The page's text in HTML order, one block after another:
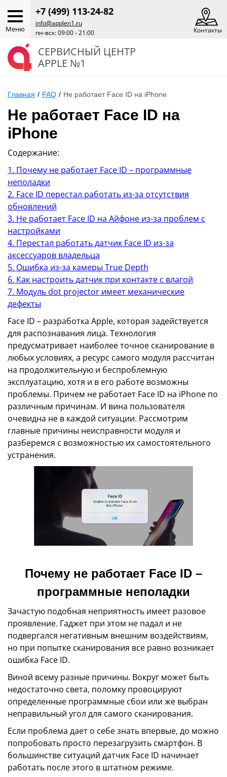
Меню
+7 (499) 113-24-82
info@applen1.ru
пн-вск: 09:00 - 21:00
Контакты
СЕРВИСНЫЙ ЦЕНТР
APPLE №1
Главная / FAQ / Не работает Face ID на iPhone
Не работает Face ID на
iPhone
Содержание:
1. Почему не работает Face ID – программные
неполадки
2. Face ID перестал работать из-за отсутствия
обновлений
3. Не работает Face ID на Айфоне из-за проблем с
настройками
4. Перестал работать датчик Face ID из-за
аксессуаров владельца
5. Ошибка из-за камеры True Depth
6. Как настроить датчик при контакте с влагой
7. Модуль dot projector имеет механические
дефекты
Face ID – разработка Apple, которая задействуется
для распознавания лица. Технология
предусматривает наиболее точное сканирование в
любых условиях, а ресурс самого модуля рассчитан
на продолжительную и беспроблемную
эксплуатацию, хотя и в его работе возможны
проблемы. Причем не работает Face ID на iPhone по
различным причинам. И вина пользователя
очевидна не в каждой ситуации. Рассмотрим
главные причины неисправности модуля и
разберемся с возможностью их самостоятельного
устранения.
Почему не работает Face ID –
программные неполадки
Зачастую подобная неприятность имеет разовое
проявление. Гаджет при этом не падал и не
подвергался негативным внешним воздействиям,
но при попытке сканирования все равно возникает
ошибка Face ID.
Виной всему разные причины. Вокруг может быть
недостаточно света, поломку провоцируют
определенные программные сбои или же выбран
неправильный угол для самого сканирования.
Если проблема дает о себе знать впервые, до можно
попробовать просто перезагрузить смартфон. В
большинстве ситуаций датчик Face ID начинает
работать после этого в штатном режиме.